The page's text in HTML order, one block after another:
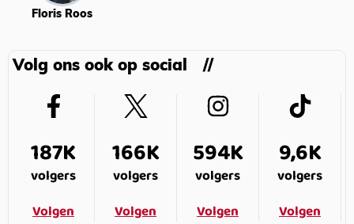
Floris Roos
Volg ons ook op social
187K
volgers
Volgen
166K
volgers
Volgen
594K
volgers
Volgen
9,6K
volgers
Volgen